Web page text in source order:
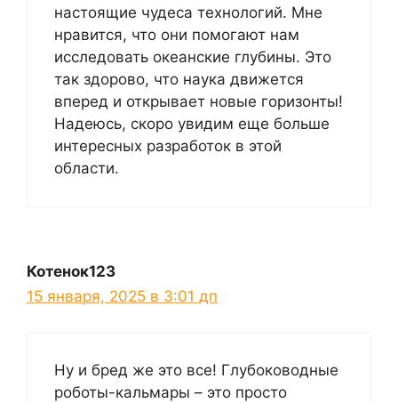
настоящие чудеса технологий. Мне
нравится, что они помогают нам
исследовать океанские глубины. Это
так здорово, что наука движется
вперед и открывает новые горизонты!
Надеюсь, скоро увидим еще больше
интересных разработок в этой
области.
Котенок123
15 января, 2025 в 3:01 дп
Ну и бред же это все! Глубоководные
роботы-кальмары – это просто